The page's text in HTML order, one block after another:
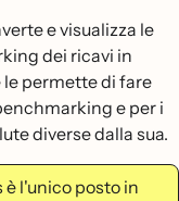
e visualizza le
dei ricavi in
le permette di fare
e per i
diverse dalla sua.
l'unico posto in